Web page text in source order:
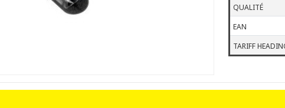
QUALITÉ
EAN
TARIFF